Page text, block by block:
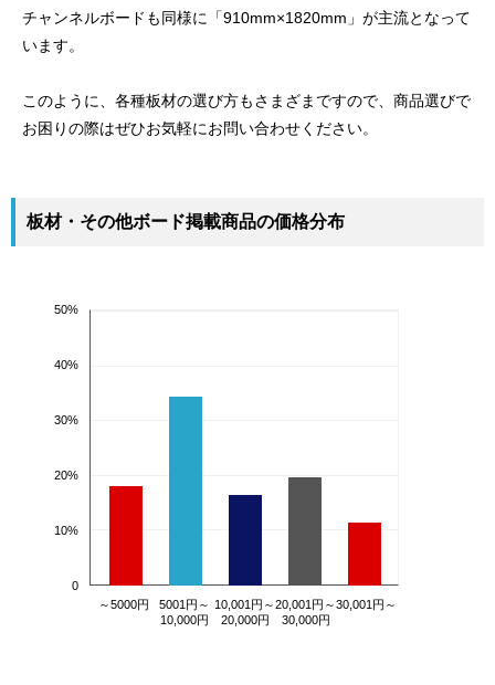
チャンネルボードも同様に「910mm×1820mm」が主流となって
います。
このように、各種板材の選び方もさまざまですので、商品選びで
お困りの際はぜひお気軽にお問い合わせください。
板材・その他ボード掲載商品の価格分布
50%
40%
30%
20%
10%
0
～5000円
5001円～
10,000円
10,001円～
20,000円
20,001円～
30,000円
30,001円～